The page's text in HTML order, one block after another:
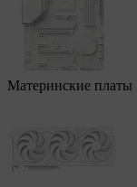
Материнские платы